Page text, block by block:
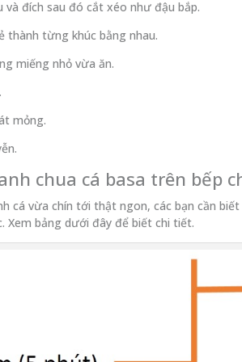
và đích sau đó cắt xéo như đậu bắp.
thành từng khúc bằng nhau.
miếng nhỏ vừa ăn.
mỏng.
chua cá basa trên bếp
cá vừa chín tới thật ngon, các bạn cần
Xem bảng dưới đây để biết chi tiết.